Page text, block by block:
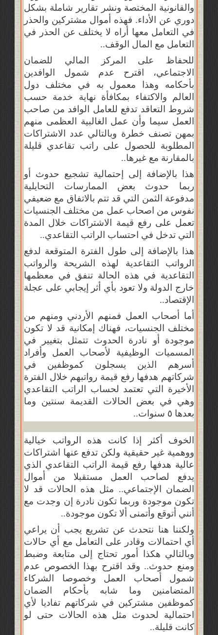
والقانونية المختصة ونشر تقارير شاملة بشكل
دوري عن الأداء. فهذه أموال مشتركين والحذر
في التعامل معها أراه لا يختلف عن الحذر في
التعامل مع المال الوقف..
للحفاظ على المركز المالي للضمان
الاجتماعي، اقترح عدم شمول الوافدين
بأحكامه وهذا معمول به في مختلف دول
العالم والاكتفاء بمكافأة نهاية خدمة حسب
شروط التعاقد تدفع للعامل الوافد من صاحب
العمل سيما وأن عمل الغالبية العظمى منهم
بمهن تصنف خطرة وبالتالي عدد الاشتراكات
المطلوبة للحصول على راتب تقاعدي قليلة
بالمقارنة مع غيرها..
هذا بالإضافة إلى إحتمالية تشجيع حدوث أو
ربما حدوث بعض الممارسات التحايلية
مدفوعة الثمن التي قد تتم بالاتفاق مع ضعيفي
نفوس من اصحاب عمل من مختلف الجنسيات
تعمل على رفع قيمة الاشتراكات خلال المدة
التي تدخل في احتساب الراتب التقاعدي..
هذا بالإضافة إلى طول الفترة المتوقعة لدفع
الرواتب التقاعدية لهذه الشريحة والرواتب
التقاعدية في هذه الحالة تنفق في معظمها
خارج الدولة ولا تعود بأي أثر إيجابي على عجلة
الإقتصاد..
أما أصحاب العمل فمنهم الأردني ومنهم من
مختلف الجنسيات، فهناك إمكانية قد لا تكون
موجودة أو نادرة الحدوث تتمثل بتغيير في
المسميات الوظيفية لأصحاب العمل وأفراد
أسرهم الذين يسجلون كموظفين في
شركاتهم هدفها رفع قيمة رواتبهم خلال الفترة
الأخيرة التي تعتمد لحساب الراتب التقاعدي
وهي في بعض الحالات القديمة سنتين وما
بعدها ٥ سنوات..
الخوف أكثر إذا كانت هذه الرواتب خيالية
ووهمية غير حقيقية ولكن تدفع عنها اشتراكات
عالية هدفها رفع قيمة الراتب التقاعدي الذي
يدفع لصاحب العمل مستقبلا من أموال
الضمان الإجتماعي.. مثل هذه الحالات قد لا
تكون موجودة وربما تكون نادرة إن وجدت مع
أنني أتوقع وأتمنى ألا تكون موجودة..
ولكننا هنا نتحدث عن تشريع يجب أن يراعي
أي احتمالات وقادر على التعامل مع أي حالات
وبالتالي هكذا أمور تحتاج إلى متابعة وضبط
ومنع حدوث.. وقد اقترح بهذا الخصوص عدم
شمول أصحاب العمل وخصوصا الشركاء
المتضامنين وما شابه بأحكام الضمان
كموظفين مشتركين في شركاتهم تفاديا لأي
احتمالية لحدوث مثل هذه الحالات حتى لو
كانت قليلة..